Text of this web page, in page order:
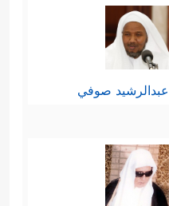
عبدالرشيد صوفي